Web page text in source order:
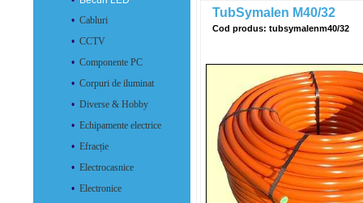
• Cabluri
• CCTV
• Componente PC
• Corpuri de iluminat
• Diverse & Hobby
• Echipamente electrice
• Efracție
• Electrocasnice
• Electronice
TubSymalen M40/32
Cod produs: tubsymalenm40/32